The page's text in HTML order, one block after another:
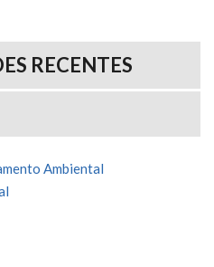
RECENTES
Ambiental